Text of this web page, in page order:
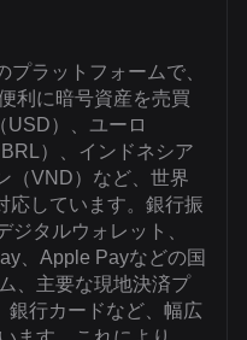
プラットフォームで、
利に暗号資産を売買
USD）、ユーロ
）、インドネシア
（VND）など、世界
応しています。銀行振
タルウォレット、
、Apple Payなどの国
、主要な現地決済プ
銀行カードなど、幅広